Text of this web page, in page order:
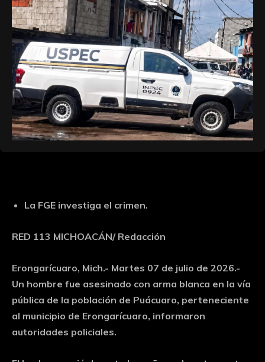
La FGE investiga el crimen.
RED 113 MICHOACÁN/ Redacción
Erongarícuaro, Mich.- Martes 07 de julio de 2026.-
Un hombre fue asesinado con arma blanca en la vía
pública de la población de Puácuaro, perteneciente
al municipio de Erongarícuaro, informaron
autoridades policiales.